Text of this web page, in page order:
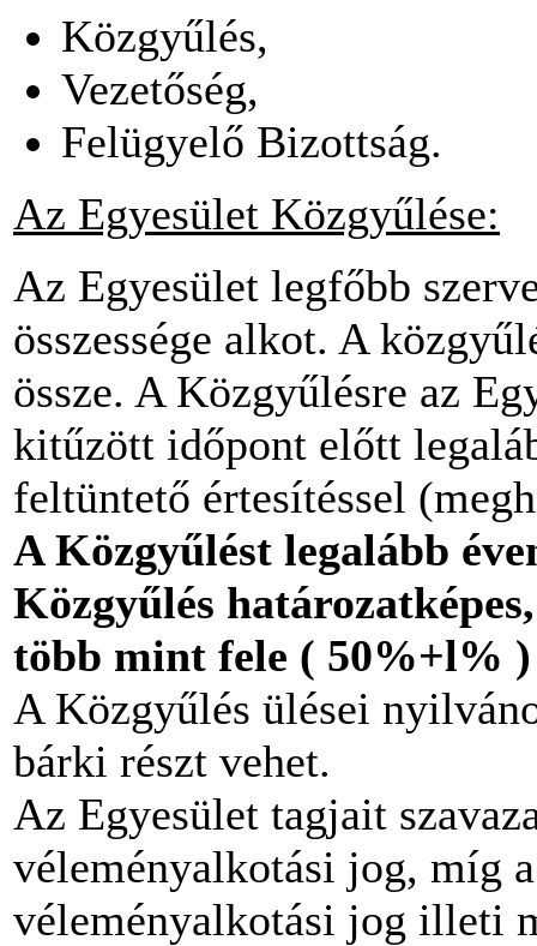
Közgyűlés,
Vezetőség,
Felügyelő Bizottság.
Az Egyesület Közgyűlése:
Az Egyesület legfőbb
összessége alkot. A
össze. A Közgyűlésre az
kitűzött időpont előtt
feltüntető értesítéssel
A Közgyűlést legalább
Közgyűlés
több mint fele ( 50%+l%
A Közgyűlés ülései
bárki részt vehet.
Az Egyesület tagjait
véleményalkotási jog, míg
véleményalkotási jog illeti